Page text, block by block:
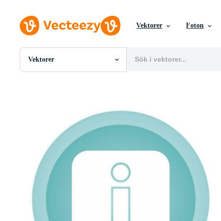
Vektorer Foton
Vektorer
Alla Bilder
Vektorer
Videor
Rörlig grafik
Redaktionella Bilder
Redaktionella Evenemang